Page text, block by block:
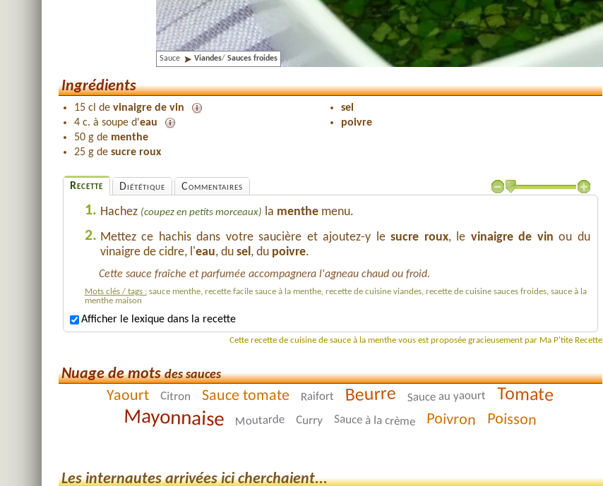
Sauce Viandes/ Sauces froides
Ingrédients
15 cl de vinaigre de vin
4 c. à soupe d'eau
50 g de menthe
25 g de sucre roux
sel
poivre
Recette Diététique Commentaires
1. Hachez (coupez en petits morceaux) la menthemenu.
2. Mettez ce hachis dans votre saucière et ajoutez-y lesucre roux, le vinaigre de vin ou du
vinaigre de cidre, l'eau, du sel, du poivre.
Cette sauce fraîche et parfumée accompagnera l'agneau chaud ou froid.
Mots clés / tags : sauce menthe, recette facile sauce à la menthe, recette de cuisine viandes, recette de cuisine sauces froides, sauce à la
menthe maison
Afficher le lexique dans la recette
Cette recette de cuisine de sauce à la menthe vous est proposée gracieusement par Ma P'tite Recette
Nuage de motsdes sauces
Yaourt Citron Sauce tomate Raifort Beurre Sauce au yaourt Tomate
Mayonnaise Moutarde Curry Sauce à la crème Poivron Poisson
Les internautes arrivées ici cherchaient...